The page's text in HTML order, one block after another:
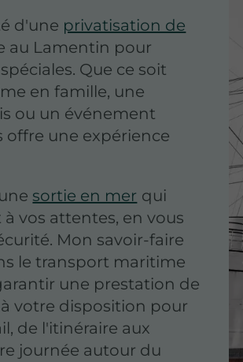
d'une privatisation de
au Lamentin pour
Que ce soit
en famille, une
ou un événement
offre une expérience
sortie en mer qui
vos attentes, en vous
Mon savoir-faire
le transport maritime
une prestation de
votre disposition pour
de l'itinéraire aux
journée autour du